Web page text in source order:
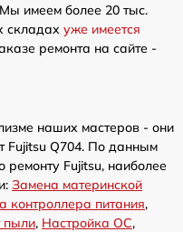
Мы имеем более 20 тыс.
складах уже имеется
ремонта на сайте -
наших мастеров - они
Fujitsu Q704. По данным
ремонту Fujitsu, наиболее
Замена материнской
контроллера питания,
пыли, Настройка ОС,